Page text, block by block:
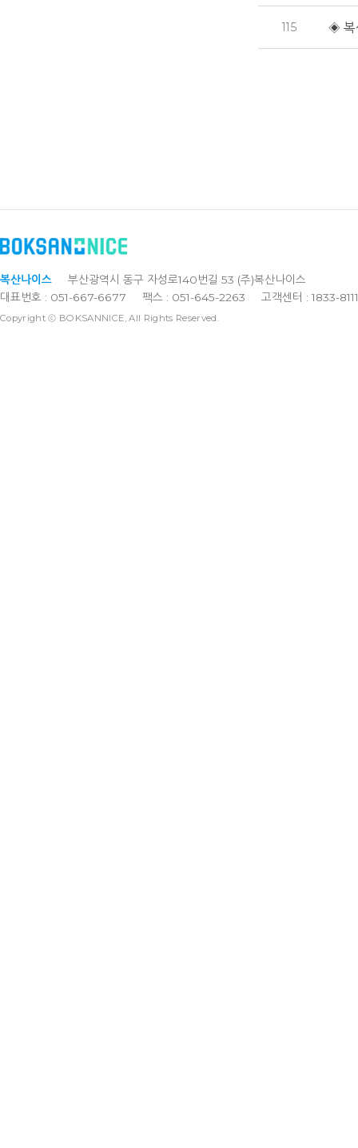
115 ◈ 복
복산나이스
부산광역시 동구 자성로140번길 53 (주)복산나이스
대표번호 : 051-667-6677
팩스 : 051-645-2263 고객센터 : 1833-8111
Copyright ⓒ BOKSANNICE, All Rights Reserved.